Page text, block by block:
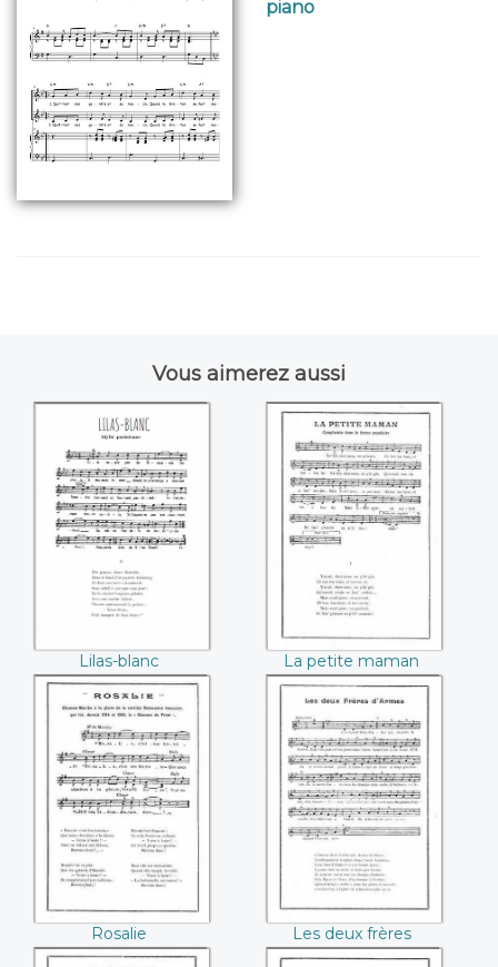
piano
Vous aimerez aussi
Lilas-blanc
Lilas-blanc
La petite maman
La petite maman
Rosalie
Rosalie
Les deux frères
d'armes
Les deux frères
d'armes